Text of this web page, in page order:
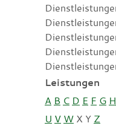
Leistungen
A B C D E F G H
U V W X Y Z